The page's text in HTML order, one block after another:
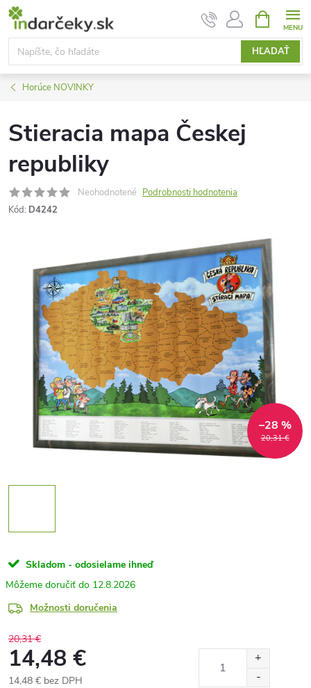
Prejsť
obsah
HĽADAŤ
KOŠÍK
Horúce NOVINKY
Stieracia mapa Českej
republiky
Neohodnotené Podrobnosti hodnotenia
Kód: D4242
20,31 €
–28 %
Skladom - odosielame ihneď
12.8.2026
Možnosti doručenia
20,31 €
14,48 €
14,48 € bez DPH